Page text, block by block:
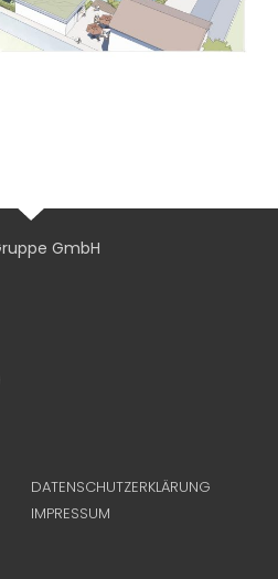
GmbH
DATENSCHUTZERKLÄRUNG
IMPRESSUM